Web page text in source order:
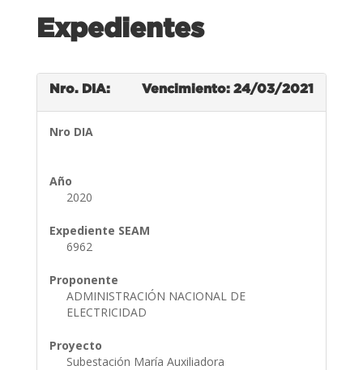
Expedientes
Nro. DIA: Vencimiento: 24/03/2021
Nro DIA
Año
2020
Expediente SEAM
6962
Proponente
ADMINISTRACIÓN NACIONAL DE
ELECTRICIDAD
Proyecto
Subestación María Auxiliadora